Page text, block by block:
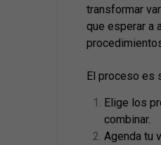
transformar
que esperar a
El proceso es
Elige los
combinar.
Agenda tu